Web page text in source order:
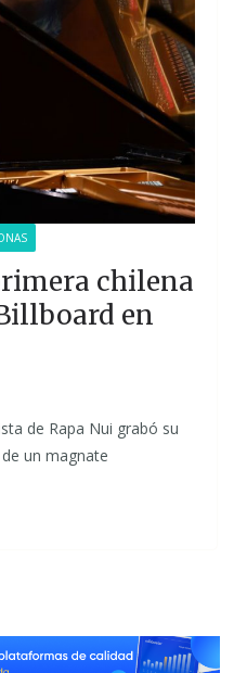
chilena
en
de Rapa Nui grabó su
un magnate